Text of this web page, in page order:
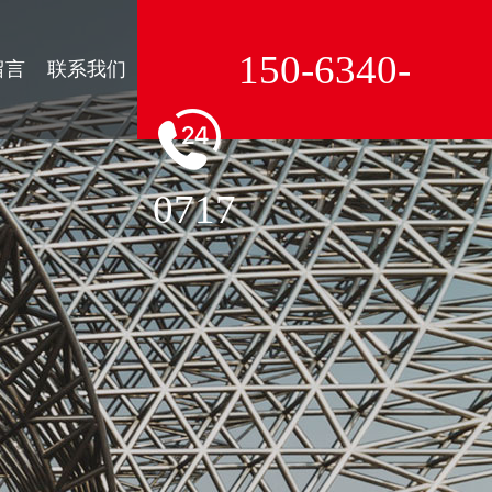
言 联系我们 150-6340-
0717